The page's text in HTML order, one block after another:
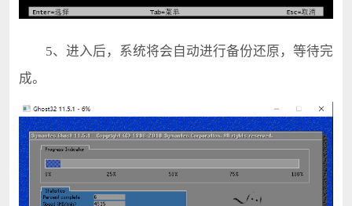
5、进入后，系统将会自动进行备份还原，等待完
成。